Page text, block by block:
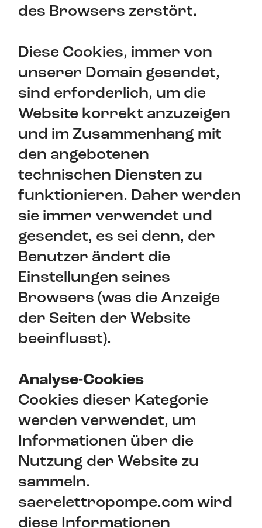
des Browsers zerstört.
Diese Cookies, immer von
unserer Domain gesendet,
sind erforderlich, um die
Website korrekt anzuzeigen
und im Zusammenhang mit
den angebotenen
technischen Diensten zu
funktionieren. Daher werden
sie immer verwendet und
gesendet, es sei denn, der
Benutzer ändert die
Einstellungen seines
Browsers (was die Anzeige
der Seiten der Website
beeinflusst).
Analyse-Cookies
Cookies dieser Kategorie
werden verwendet, um
Informationen über die
Nutzung der Website zu
sammeln.
saerelettropompe.com wird
diese Informationen